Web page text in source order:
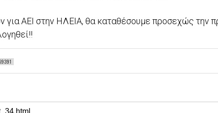
για ΑΕΙ στην ΗΛΕΙΑ, θα καταθέσουμε προσεχώς την